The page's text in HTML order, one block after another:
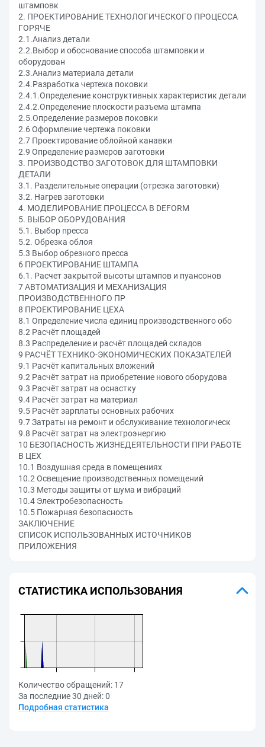
штамповк
2. ПРОЕКТИРОВАНИЕ ТЕХНОЛОГИЧЕСКОГО ПРОЦЕССА
ГОРЯЧЕ
2.1.Анализ детали
2.2.Выбор и обоснование способа штамповки и
оборудован
2.3.Анализ материала детали
2.4.Разработка чертежа поковки
2.4.1.Определение конструктивных характеристик детали
2.4.2.Определение плоскости разъема штампа
2.5.Определение размеров поковки
2.6 Оформление чертежа поковки
2.7 Проектирование облойной канавки
2.9 Определение размеров заготовки
3. ПРОИЗВОДСТВО ЗАГОТОВОК ДЛЯ ШТАМПОВКИ
ДЕТАЛИ
3.1. Разделительные операции (отрезка заготовки)
3.2. Нагрев заготовки
4. МОДЕЛИРОВАНИЕ ПРОЦЕССА В DEFORM
5. ВЫБОР ОБОРУДОВАНИЯ
5.1. Выбор пресса
5.2. Обрезка облоя
5.3 Выбор обрезного пресса
6 ПРОЕКТИРОВАНИЕ ШТАМПА
6.1. Расчет закрытой высоты штампов и пуансонов
7 АВТОМАТИЗАЦИЯ И МЕХАНИЗАЦИЯ
ПРОИЗВОДСТВЕННОГО ПР
8 ПРОЕКТИРОВАНИЕ ЦЕХА
8.1 Определение числа единиц производственного обо
8.2 Расчёт площадей
8.3 Распределение и расчёт площадей складов
9 РАСЧЁТ ТЕХНИКО-ЭКОНОМИЧЕСКИХ ПОКАЗАТЕЛЕЙ
9.1 Расчёт капитальных вложений
9.2 Расчёт затрат на приобретение нового оборудова
9.3 Расчёт затрат на оснастку
9.4 Расчёт затрат на материал
9.5 Расчёт зарплаты основных рабочих
9.7 Затраты на ремонт и обслуживание технологическ
9.8 Расчёт затрат на электроэнергию
10 БЕЗОПАСНОСТЬ ЖИЗНЕДЕЯТЕЛЬНОСТИ ПРИ РАБОТЕ
В ЦЕХ
10.1 Воздушная среда в помещениях
10.2 Освещение производственных помещений
10.3 Методы защиты от шума и вибраций
10.4 Электробезопасность
10.5 Пожарная безопасность
ЗАКЛЮЧЕНИЕ
СПИСОК ИСПОЛЬЗОВАННЫХ ИСТОЧНИКОВ
ПРИЛОЖЕНИЯ
СТАТИСТИКА ИСПОЛЬЗОВАНИЯ
Количество обращений: 17
За последние 30 дней:0
Подробная статистика